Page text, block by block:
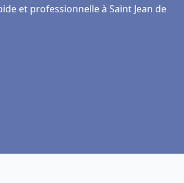
et professionnelle à Saint Jean de